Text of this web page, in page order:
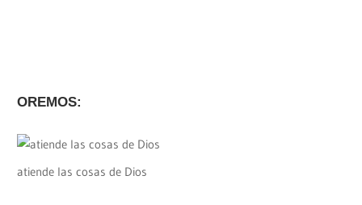
OREMOS:
atiende las cosas de Dios